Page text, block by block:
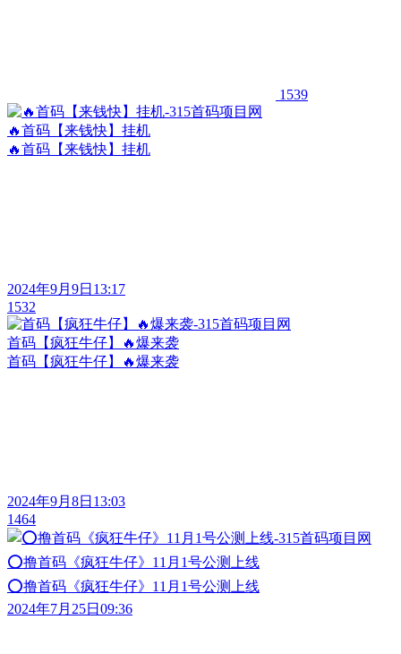
1539
🔥首码【来钱快】挂机
🔥首码【来钱快】挂机
2024年9月9日13:17
1532
首码【疯狂牛仔】🔥爆来袭
首码【疯狂牛仔】🔥爆来袭
2024年9月8日13:03
1464
⭕撸首码《疯狂牛仔》11月1号公测上线
⭕撸首码《疯狂牛仔》11月1号公测上线
2024年7月25日09:36